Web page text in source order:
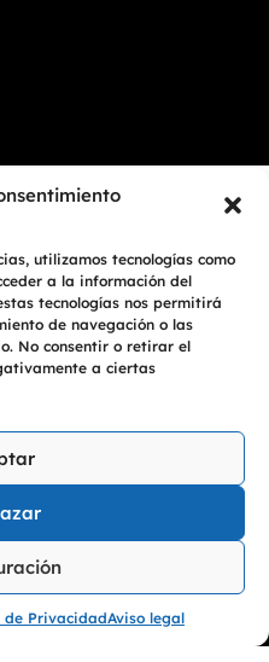
utilizamos tecnologías como
a la información del
tecnologías nos permitirá
de navegación o las
No consentir o retirar el
a ciertas
de PrivacidadAviso legal